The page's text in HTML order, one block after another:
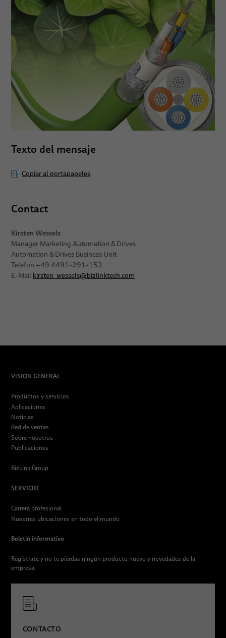
Texto del mensaje
Copiar al portapapeles
Contact
Kirsten Wessels
Manager Marketing Automation & Drives
Automation & Drives Business Unit
Telefon +49 4491-291-152
E-Mail kirsten_wessels@bizlinktech.com
VISION GENERAL
Productos y servicios
Aplicaciones
Noticias
Red de ventas
Sobre nosotros
Publicaciones
BizLink Group
SERVICIO
Carrera profesional
Nuestras ubicaciones en todo el mundo
Boletin informativo
Regístrate y no te pierdas ningún producto nuevo y novedades de la
empresa.
CONTACTO